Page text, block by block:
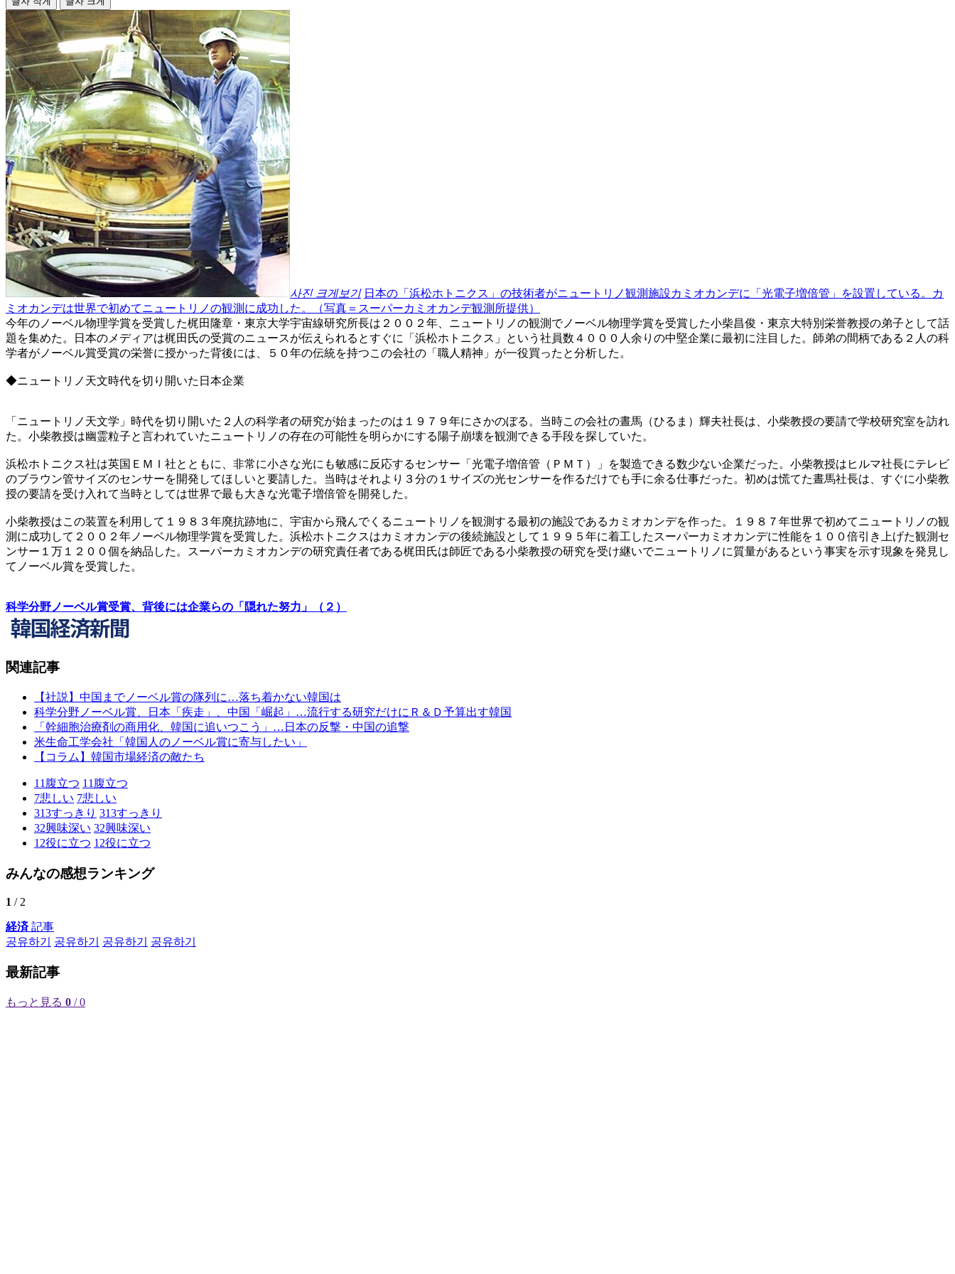
사진 크게보기 日本の「浜松ホトニクス」の技術者がニュートリノ観測施設カミオカンデに「光電子増倍管」を設置している。カ
ミオカンデは世界で初めてニュートリノの観測に成功した。（写真＝スーパーカミオカンデ観測所提供）
今年のノーベル物理学賞を受賞した梶田隆章・東京大学宇宙線研究所長は２００２年、ニュートリノの観測でノーベル物理学賞を受賞した小柴昌俊・東京大特別栄誉教授の弟子として話
題を集めた。日本のメディアは梶田氏の受賞のニュースが伝えられるとすぐに「浜松ホトニクス」という社員数４０００人余りの中堅企業に最初に注目した。師弟の間柄である２人の科
学者がノーベル賞受賞の栄誉に授かった背後には、５０年の伝統を持つこの会社の「職人精神」が一役買ったと分析した。
◆ニュートリノ天文時代を切り開いた日本企業
「ニュートリノ天文学」時代を切り開いた２人の科学者の研究が始まったのは１９７９年にさかのぼる。当時この会社の晝馬（ひるま）輝夫社長は、小柴教授の要請で学校研究室を訪れ
た。小柴教授は幽霊粒子と言われていたニュートリノの存在の可能性を明らかにする陽子崩壊を観測できる手段を探していた。
浜松ホトニクス社は英国ＥＭＩ社とともに、非常に小さな光にも敏感に反応するセンサー「光電子増倍管（ＰＭＴ）」を製造できる数少ない企業だった。小柴教授はヒルマ社長にテレビ
のブラウン管サイズのセンサーを開発してほしいと要請した。当時はそれより３分の１サイズの光センサーを作るだけでも手に余る仕事だった。初めは慌てた晝馬社長は、すぐに小柴教
授の要請を受け入れて当時としては世界で最も大きな光電子増倍管を開発した。
小柴教授はこの装置を利用して１９８３年廃抗跡地に、宇宙から飛んでくるニュートリノを観測する最初の施設であるカミオカンデを作った。１９８７年世界で初めてニュートリノの観
測に成功して２００２年ノーベル物理学賞を受賞した。浜松ホトニクスはカミオカンデの後続施設として１９９５年に着工したスーパーカミオカンデに性能を１００倍引き上げた観測セ
ンサー１万１２００個を納品した。スーパーカミオカンデの研究責任者である梶田氏は師匠である小柴教授の研究を受け継いでニュートリノに質量があるという事実を示す現象を発見し
てノーベル賞を受賞した。
科学分野ノーベル賞受賞、背後には企業らの「隠れた努力」（２）
関連記事
【社説】中国までノーベル賞の隊列に…落ち着かない韓国は
科学分野ノーベル賞、日本「疾走」、中国「崛起」…流行する研究だけにＲ＆Ｄ予算出す韓国
「幹細胞治療剤の商用化、韓国に追いつこう」…日本の反撃・中国の追撃
米生命工学会社「韓国人のノーベル賞に寄与したい」
【コラム】韓国市場経済の敵たち
11 腹立つ 11 腹立つ
7悲しい 7悲しい
313すっきり 313すっきり
32興味深い 32興味深い
12役に立つ 12役に立つ
みんなの感想ランキング
1 / 2
経済記事
공유하기
공유하기 공유하기 공유하기
最新記事
もっと見る 0 / 0